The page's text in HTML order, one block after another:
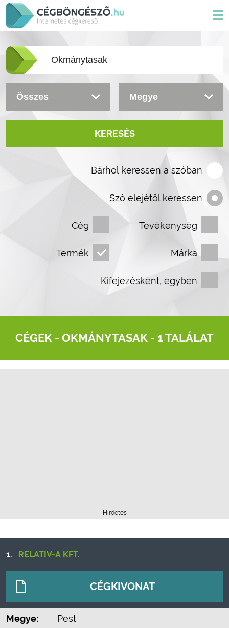
KERESÉS
Bárhol keressen a szóban
Szó elejétől keressen
Cég Tevékenység
Termék Márka
Kifejezésként, egyben
CÉGEK - OKMÁNYTASAK - 1 TALÁLAT
Hirdetés
1. RELATIV-A KFT.
CÉGKIVONAT
Megye:
Pest